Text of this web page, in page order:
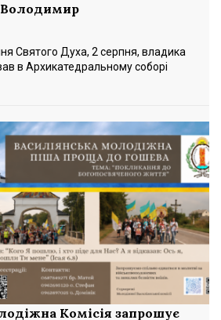
Святого Духа, 2 серпня, владика
в Архикатедральному соборі
Комісія запрошує